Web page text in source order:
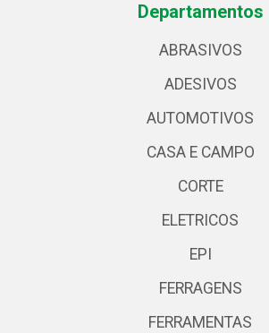
Departamentos
ABRASIVOS
ADESIVOS
AUTOMOTIVOS
CASA E CAMPO
CORTE
ELETRICOS
EPI
FERRAGENS
FERRAMENTAS